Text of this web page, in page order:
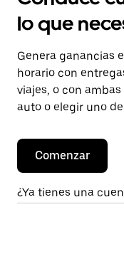
lo que
Genera ganancias
horario con
viajes, o con
auto o elegir uno
Comenzar
¿Ya tienes una